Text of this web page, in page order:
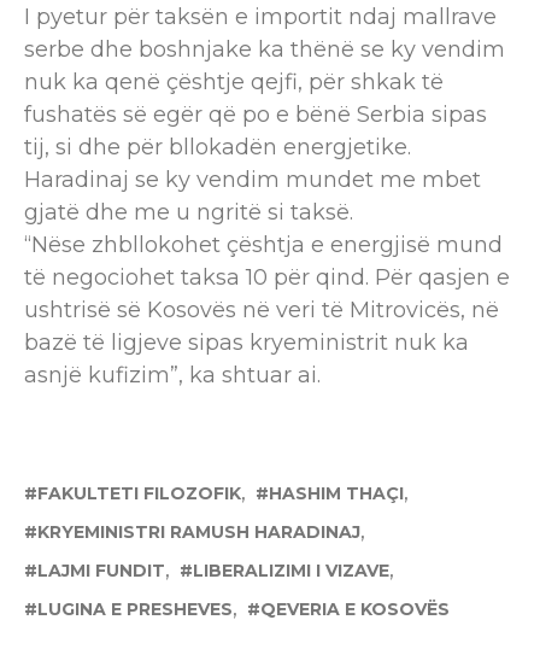
I pyetur për taksën e importit ndaj mallrave
serbe dhe boshnjake ka thënë se ky vendim
nuk ka qenë çështje qejfi, për shkak të
fushatës së egër që po e bënë Serbia sipas
tij, si dhe për bllokadën energjetike.
Haradinaj se ky vendim mundet me mbet
gjatë dhe me u ngritë si taksë.
“Nëse zhbllokohet çështja e energjisë mund
të negociohet taksa 10 për qind. Për qasjen e
ushtrisë së Kosovës në veri të Mitrovicës, në
bazë të ligjeve sipas kryeministrit nuk ka
asnjë kufizim”, ka shtuar ai.
FAKULTETI FILOZOFIK
HASHIM THAÇI
KRYEMINISTRI RAMUSH HARADINAJ
LAJMI FUNDIT
LIBERALIZIMI I VIZAVE
LUGINA E PRESHEVES
QEVERIA E KOSOVËS